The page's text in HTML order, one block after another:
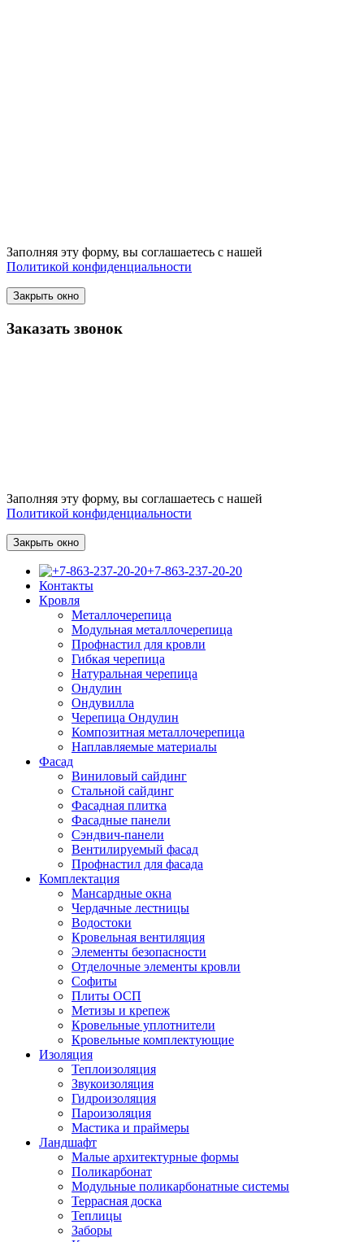
Заполняя эту форму, вы соглашаетесь с нашей
Политикой конфиденциальности
Закрыть окно
Заказать звонок
Заполняя эту форму, вы соглашаетесь с нашей
Политикой конфиденциальности
Закрыть окно
+7-863-237-20-20
Контакты
Кровля
Металлочерепица
Модульная металлочерепица
Профнастил для кровли
Гибкая черепица
Натуральная черепица
Ондулин
Ондувилла
Черепица Ондулин
Композитная металлочерепица
Наплавляемые материалы
Фасад
Виниловый сайдинг
Стальной сайдинг
Фасадная плитка
Фасадные панели
Сэндвич-панели
Вентилируемый фасад
Профнастил для фасада
Комплектация
Мансардные окна
Чердачные лестницы
Водостоки
Кровельная вентиляция
Элементы безопасности
Отделочные элементы кровли
Софиты
Плиты ОСП
Метизы и крепеж
Кровельные уплотнители
Кровельные комплектующие
Изоляция
Теплоизоляция
Звукоизоляция
Гидроизоляция
Пароизоляция
Мастика и праймеры
Ландшафт
Малые архитектурные формы
Поликарбонат
Модульные поликарбонатные системы
Террасная доска
Теплицы
Заборы